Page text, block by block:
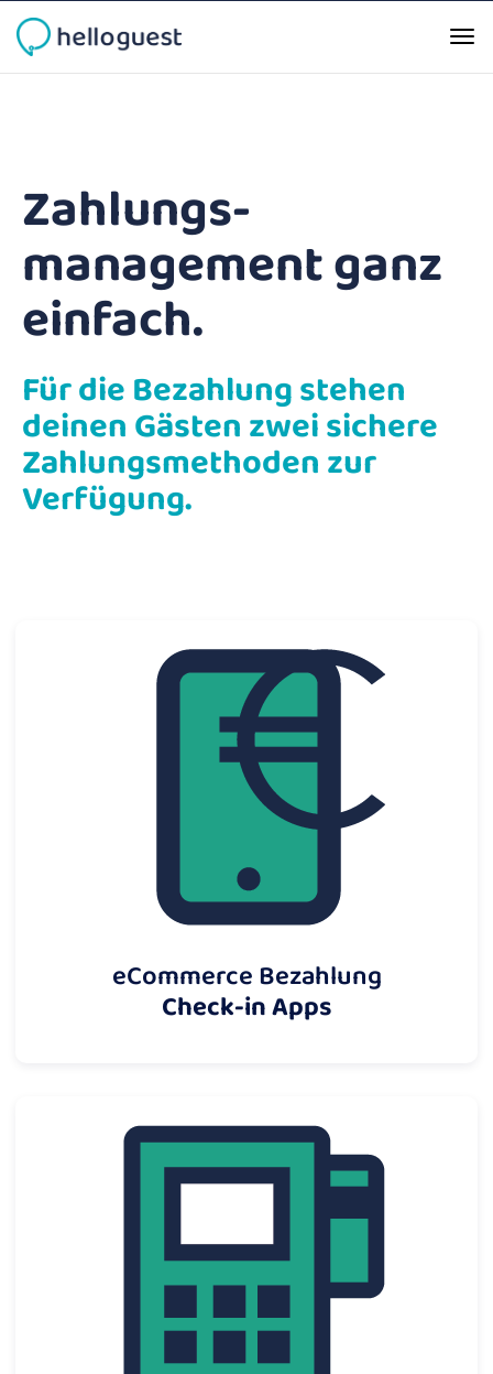
Zahlungs­
management ganz
einfach.
Für die Bezahlung stehen
deinen Gästen zwei sichere
Zahlungs­methoden zur
Verfügung.
eCommerce Bezahlung
Check-in Apps